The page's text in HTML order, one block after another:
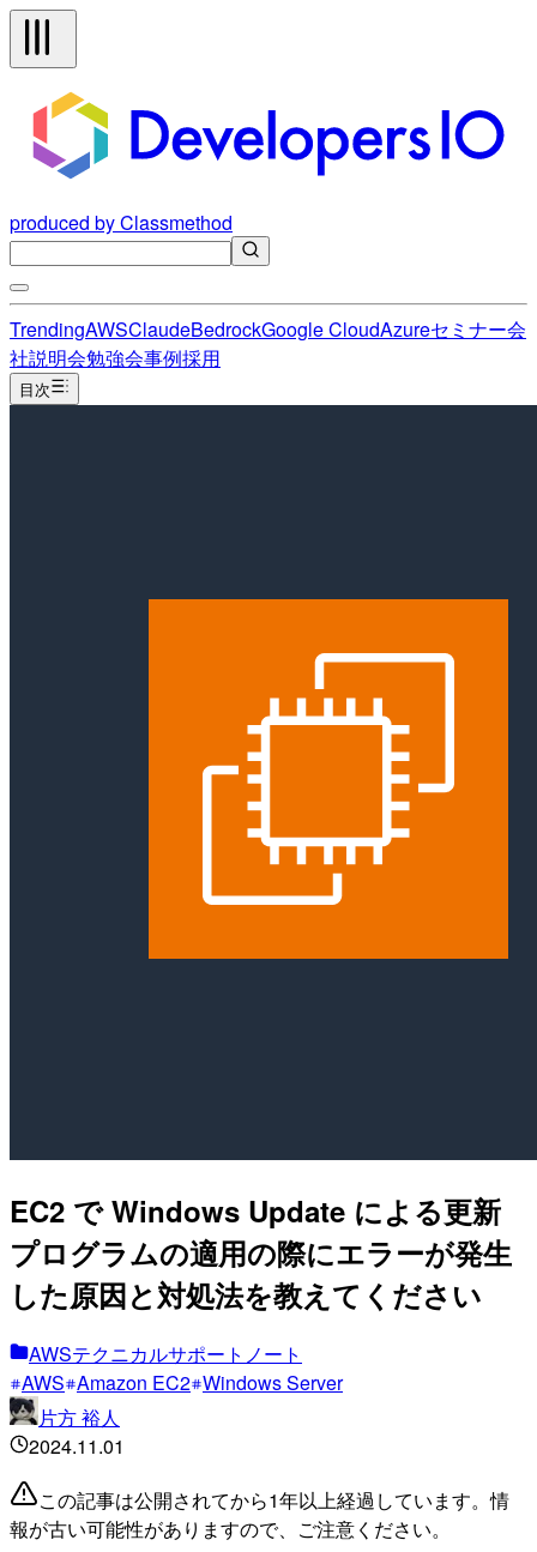
produced by Classmethod
TrendingAWSClaudeBedrockGoogle CloudAzureセミナー会
社説明会勉強会事例採用
目次
EC2 で Windows Update による更新
プログラムの適用の際にエラーが発生
した原因と対処法を教えてください
AWSテクニカルサポートノート
AWS Amazon EC2 Windows Server
片方 裕人
2024.11.01
この記事は公開されてから1年以上経過しています。情
報が古い可能性がありますので、ご注意ください。